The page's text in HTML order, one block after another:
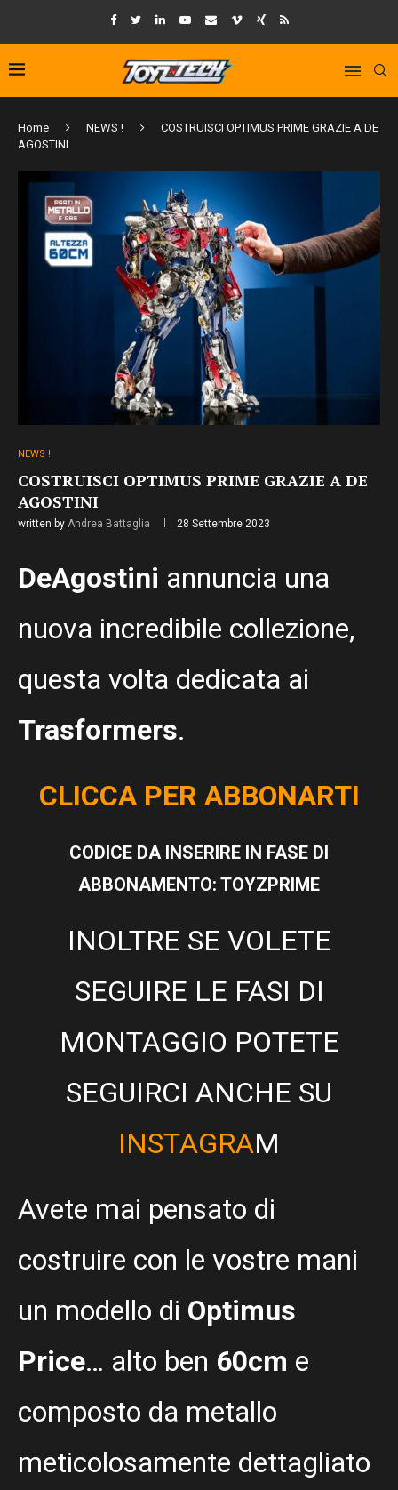
Home NEWS !
COSTRUISCI OPTIMUS PRIME GRAZIE A DE
AGOSTINI
NEWS !
COSTRUISCI OPTIMUS PRIME GRAZIE A DE
AGOSTINI
written by Andrea Battaglia 28 Settembre 2023
DeAgostini annuncia una
nuova incredibile collezione,
questa volta dedicata ai
Trasformers.
CLICCA PER ABBONARTI
CODICE DA INSERIRE IN FASE DI
ABBONAMENTO: TOYZPRIME
INOLTRE SE VOLETE
SEGUIRE LE FASI DI
MONTAGGIO POTETE
SEGUIRCI ANCHE SU
INSTAGRAM
Avete mai pensato di
costruire con le vostre mani
un modello di Optimus
Price… alto ben 60cm e
composto da metallo
meticolosamente dettagliato